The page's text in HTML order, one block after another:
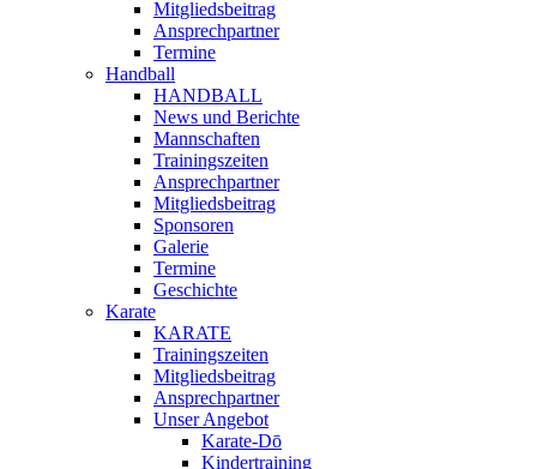
Mitgliedsbeitrag
Ansprechpartner
Termine
Handball
HANDBALL
News und Berichte
Mannschaften
Trainingszeiten
Ansprechpartner
Mitgliedsbeitrag
Sponsoren
Galerie
Termine
Geschichte
Karate
KARATE
Trainingszeiten
Mitgliedsbeitrag
Ansprechpartner
Unser Angebot
Karate-Dō
Kindertraining